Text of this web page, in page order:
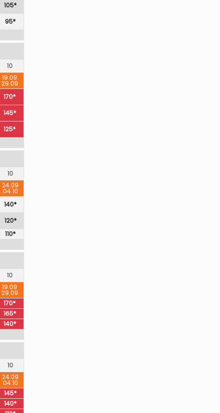
105*
95*
10
19.09
29.09
170*
145*
125*
10
24.09
04.10
140*
120*
110*
10
19.09
29.09
170*
165*
140*
10
24.09
04.10
145*
140*